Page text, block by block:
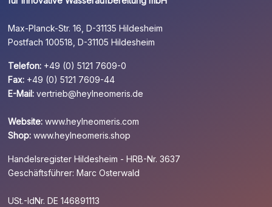
Max-Planck-Str. 16, D-31135 Hildesheim
Postfach 100518, D-31105 Hildesheim
Telefon: +49 (0) 5121 7609-0
Fax: +49 (0) 5121 7609-44
E-Mail: vertrieb@heylneomeris.de
Website: www.heylneomeris.com
Shop: www.heylneomeris.shop
Handelsregister Hildesheim - HRB-Nr. 3637
Geschäftsführer: Marc Osterwald
USt.-IdNr. DE 146891113